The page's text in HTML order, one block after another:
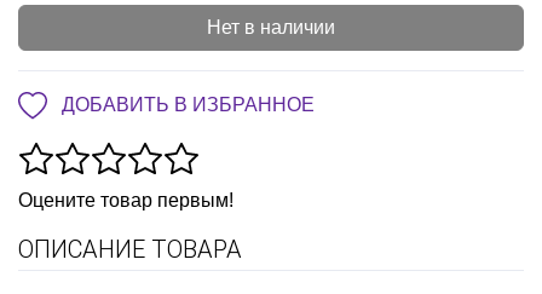
Нет в наличии
ДОБАВИТЬ В ИЗБРАННОЕ
Оцените товар первым!
ОПИСАНИЕ ТОВАРА